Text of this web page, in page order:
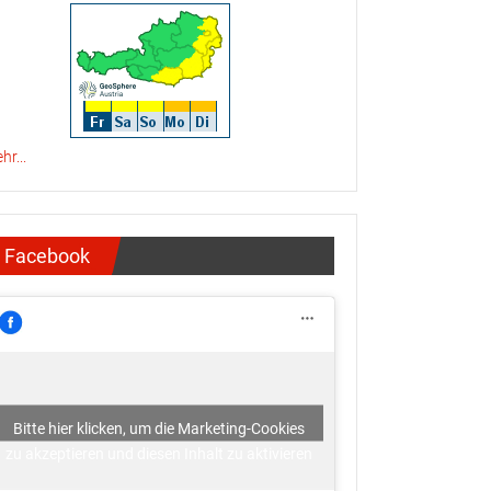
Facebook
Bitte hier klicken, um die Marketing-Cookies